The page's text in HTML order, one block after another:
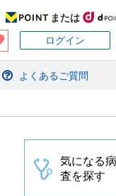
または
ログイン
よくあるご質問
気になる
査を探す